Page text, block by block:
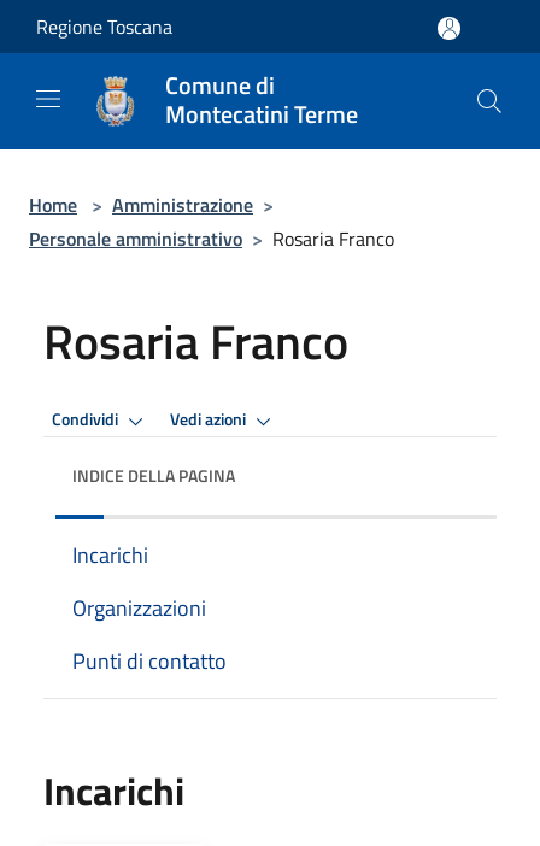
Salta al contenuto principale
Regione Toscana
Comune di
Montecatini Terme
Home > Amministrazione >
Personale amministrativo > Rosaria Franco
Rosaria Franco
Condividi Vedi azioni
INDICE DELLA PAGINA
Incarichi
Organizzazioni
Punti di contatto
Incarichi